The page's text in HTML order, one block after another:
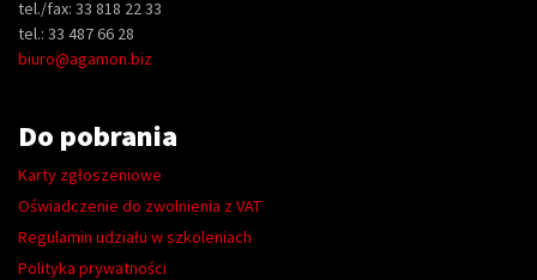
tel./fax: 33 818 22 33
tel.: 33 487 66 28
biuro@agamon.biz
Do pobrania
Karty zgłoszeniowe
Oświadczenie do zwolnienia z VAT
Regulamin udziału w szkoleniach
Polityka prywatności